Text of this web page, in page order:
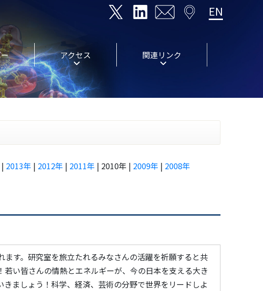
EN
アクセス 関連リンク
| 2013年 | 2012年 | 2011年 | 2010年 | 2009年 | 2008年
す。研究室を旅立たれるみなさんの活躍を祈願すると共
い皆さんの情熱とエネルギーが、今の日本を支える大き
ましょう！科学、経済、芸術の分野で世界をリードしよ